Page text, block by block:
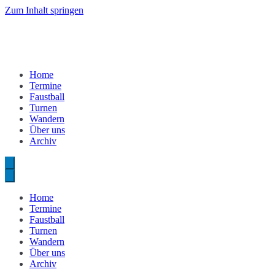
Zum Inhalt springen
Home
Termine
Faustball
Turnen
Wandern
Über uns
Archiv
Home
Termine
Faustball
Turnen
Wandern
Über uns
Archiv